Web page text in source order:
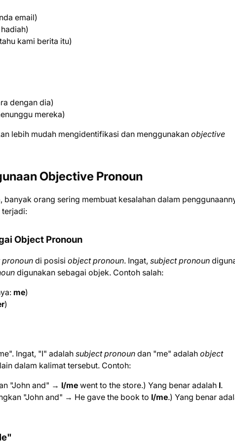
email)
kami berita itu)
dengan dia)
mereka)
lebih mudah mengidentifikasi dan menggunakan objective
Objective Pronoun
banyak orang sering membuat kesalahan dalam
terjadi:
Object Pronoun
pronoundi posisi object pronoun. Ingat, subject pronoun
digunakan sebagai objek. Contoh salah:
me)
)
Ingat, "I" adalah subject pronoun dan "me" adalah object
dalam kalimat tersebut. Contoh:
"John and" → I/me went to the store.) Yang benar adalah I.
"John and" → He gave the book to I/me.) Yang benar